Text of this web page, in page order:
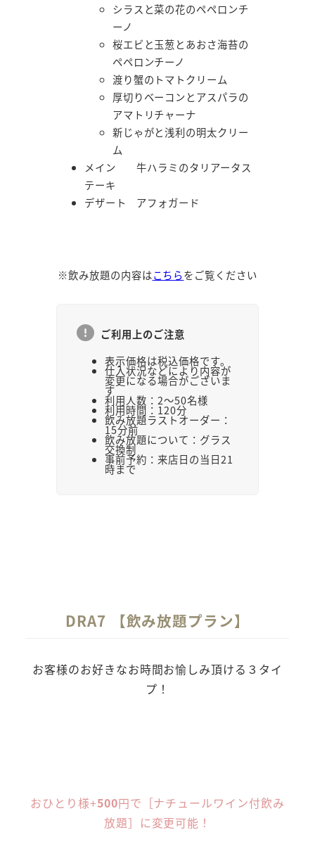
シラスと菜の花のペペロンチ
ーノ
桜エビと玉葱とあおさ海苔の
ペペロンチーノ
渡り蟹のトマトクリーム
厚切りベーコンとアスパラの
アマトリチャーナ
新じゃがと浅利の明太クリー
ム
メイン 牛ハラミのタリアータス
テーキ
デザート アフォガード
※飲み放題の内容はこちらをご覧ください
ご利用上のご注意
表示価格は税込価格です。
仕入状況などにより内容が
変更になる場合がございま
す
利用人数：2～50名様
利用時間：120分
飲み放題ラストオーダー：
15分前
飲み放題について：グラス
交換制
事前予約：来店日の当日21
時まで
DRA7 【飲み放題プラン】
お客様のお好きなお時間お愉しみ頂ける３タイ
プ！
おひとり様+500円で［ナチュールワイン付飲み
放題］に変更可能！